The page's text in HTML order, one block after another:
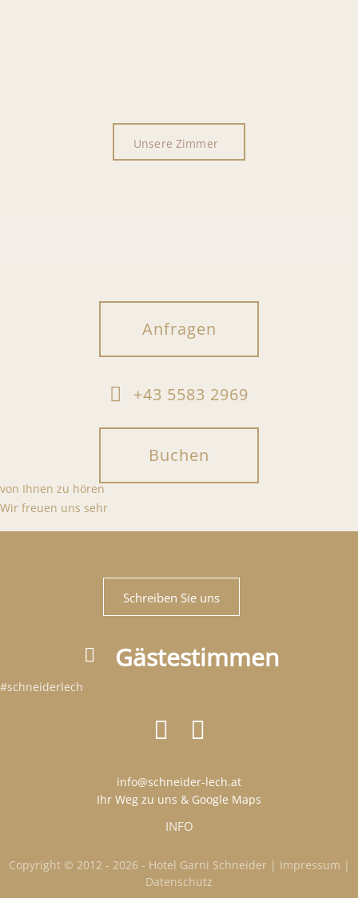
Unsere Zimmer
Anfragen
+43 5583 2969
Buchen
Wir freuen uns sehr
von Ihnen zu hören
Schreiben Sie uns
Gästestimmen
#schneiderlech
info@schneider-lech.at
Ihr Weg zu uns & Google Maps
INFO
Copyright © 2012 - 2026 - Hotel Garni Schneider | Impressum |
Datenschutz